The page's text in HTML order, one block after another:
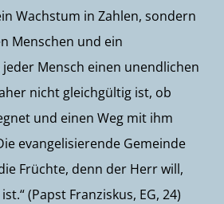
Wachstum in Zahlen, sondern
Menschen und ein
jeder Mensch einen unendlichen
nicht gleichgültig ist, ob
und einen Weg mit ihm
evangelisierende Gemeinde
Früchte, denn der Herr will,
(Papst Franziskus, EG, 24)